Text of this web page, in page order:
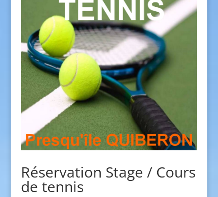
Réservation Stage / Cours
de tennis